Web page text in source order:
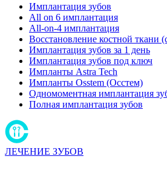
Имплантация зубов
All on 6 имплантация
All-on-4 имплантация
Восстановление костной ткани
Имплантация зубов за 1 день
Имплантация зубов под ключ
Импланты Astra Tech
Импланты Osstem (Осстем)
Одномоментная имплантация
Полная имплантация зубов
ЛЕЧЕНИЕ ЗУБОВ